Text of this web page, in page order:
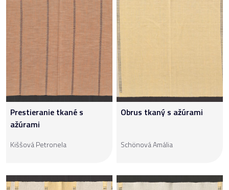
Prestieranie tkané s
ažúrami
Kiššová Petronela
Obrus tkaný s ažúrami
Schönová Amália